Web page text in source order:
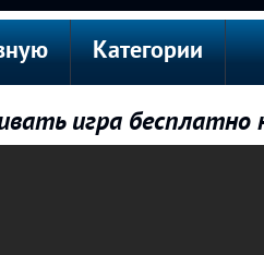
Категории
игра бесплатно